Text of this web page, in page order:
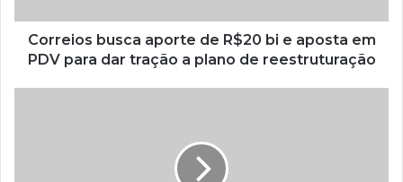
Correios busca aporte de R$20 bi e aposta em
PDV para dar tração a plano de reestruturação